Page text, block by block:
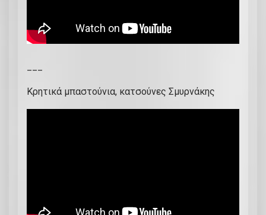
Κρητικά μπαστούνια, κατσούνες Σμυρνάκης